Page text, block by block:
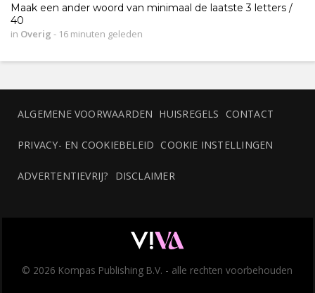
Maak een ander woord van minimaal de laatste 3 letters /
40
in Overig - 16 minuten geleden
ALGEMENE VOORWAARDEN HUISREGELS CONTACT
PRIVACY- EN COOKIEBELEID COOKIE INSTELLINGEN
ADVERTENTIEVRIJ? DISCLAIMER
© 2026 Kompas Publishing B.V. - alle rechten voorbehouden